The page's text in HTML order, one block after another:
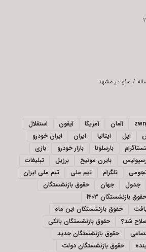
/ سئو در مشهد
آلمان آمریکا آیفون
استقلال
اپل ایتالیا ایران
ایران خودرو
بارسلونا بازار خودرو
بازی
بایرن مونیخ برزیل
تبلیغات
تلگرام تیم ملی
تیم ملی ایران
جدول جهان
حقوق بازنشستگان
حقوق بازنشستگان 1403
حقوق بازنشستگان این ماه
شد؟
حقوق بازنشستگان بانکی
حقوق بازنشستگان جدید
حقوق بازنشستگان دولت